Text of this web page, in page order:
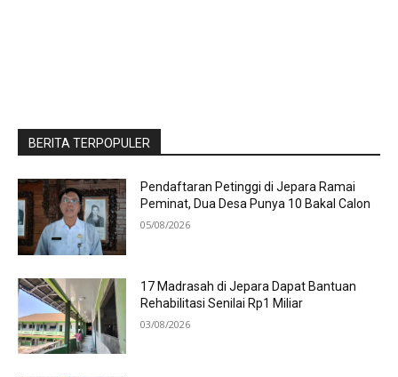
BERITA TERPOPULER
Pendaftaran Petinggi di Jepara Ramai
Peminat, Dua Desa Punya 10 Bakal Calon
05/08/2026
17 Madrasah di Jepara Dapat Bantuan
Rehabilitasi Senilai Rp1 Miliar
03/08/2026